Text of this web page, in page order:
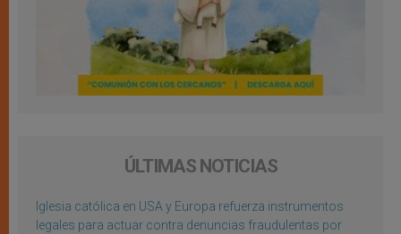
ÚLTIMAS NOTICIAS
Iglesia católica en USA y Europa refuerza instrumentos
legales para actuar contra denuncias fraudulentas por